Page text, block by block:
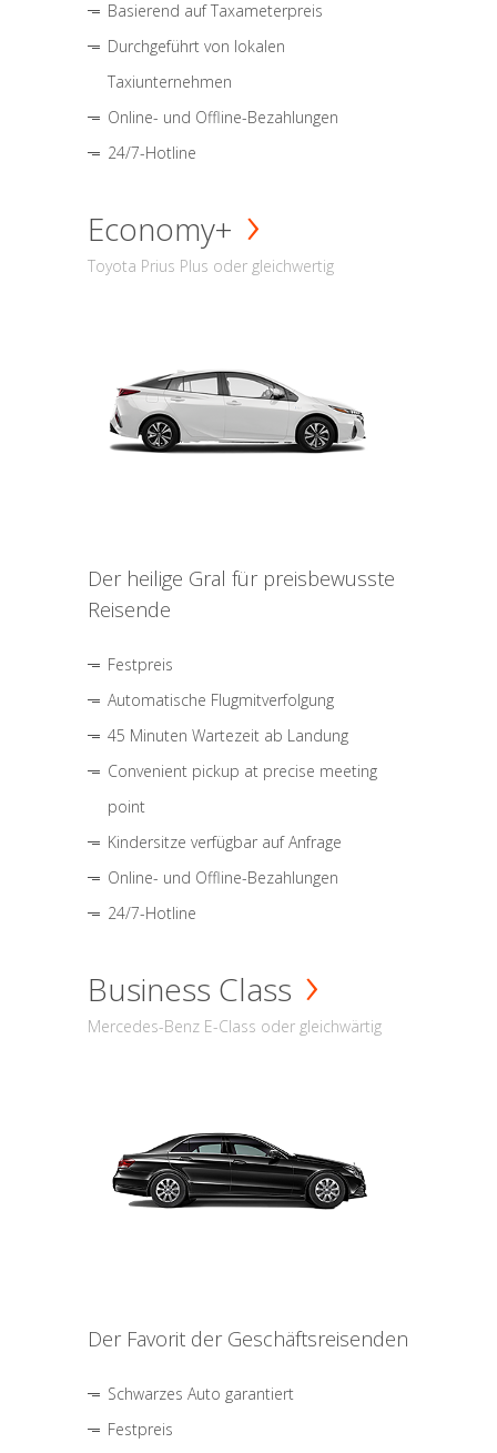
Basierend auf Taxameterpreis
Durchgeführt von lokalen
Taxiunternehmen
Online- und Offline-Bezahlungen
24/7-Hotline
Economy+
Toyota Prius Plus oder gleichwertig
Der heilige Gral für preisbewusste
Reisende
Festpreis
Automatische Flugmitverfolgung
45 Minuten Wartezeit ab Landung
Convenient pickup at precise meeting
point
Kindersitze verfügbar auf Anfrage
Online- und Offline-Bezahlungen
24/7-Hotline
Business Class
Mercedes-Benz E-Class oder gleichwärtig
Der Favorit der Geschäftsreisenden
Schwarzes Auto garantiert
Festpreis